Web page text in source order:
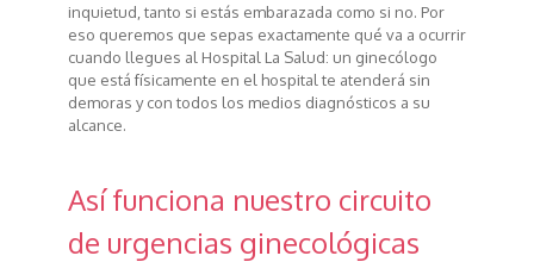
inquietud, tanto si estás embarazada como si no. Por
eso queremos que sepas exactamente qué va a ocurrir
cuando llegues al Hospital La Salud: un ginecólogo
que está físicamente en el hospital te atenderá sin
demoras y con todos los medios diagnósticos a su
alcance.
Así funciona nuestro circuito
de urgencias ginecológicas